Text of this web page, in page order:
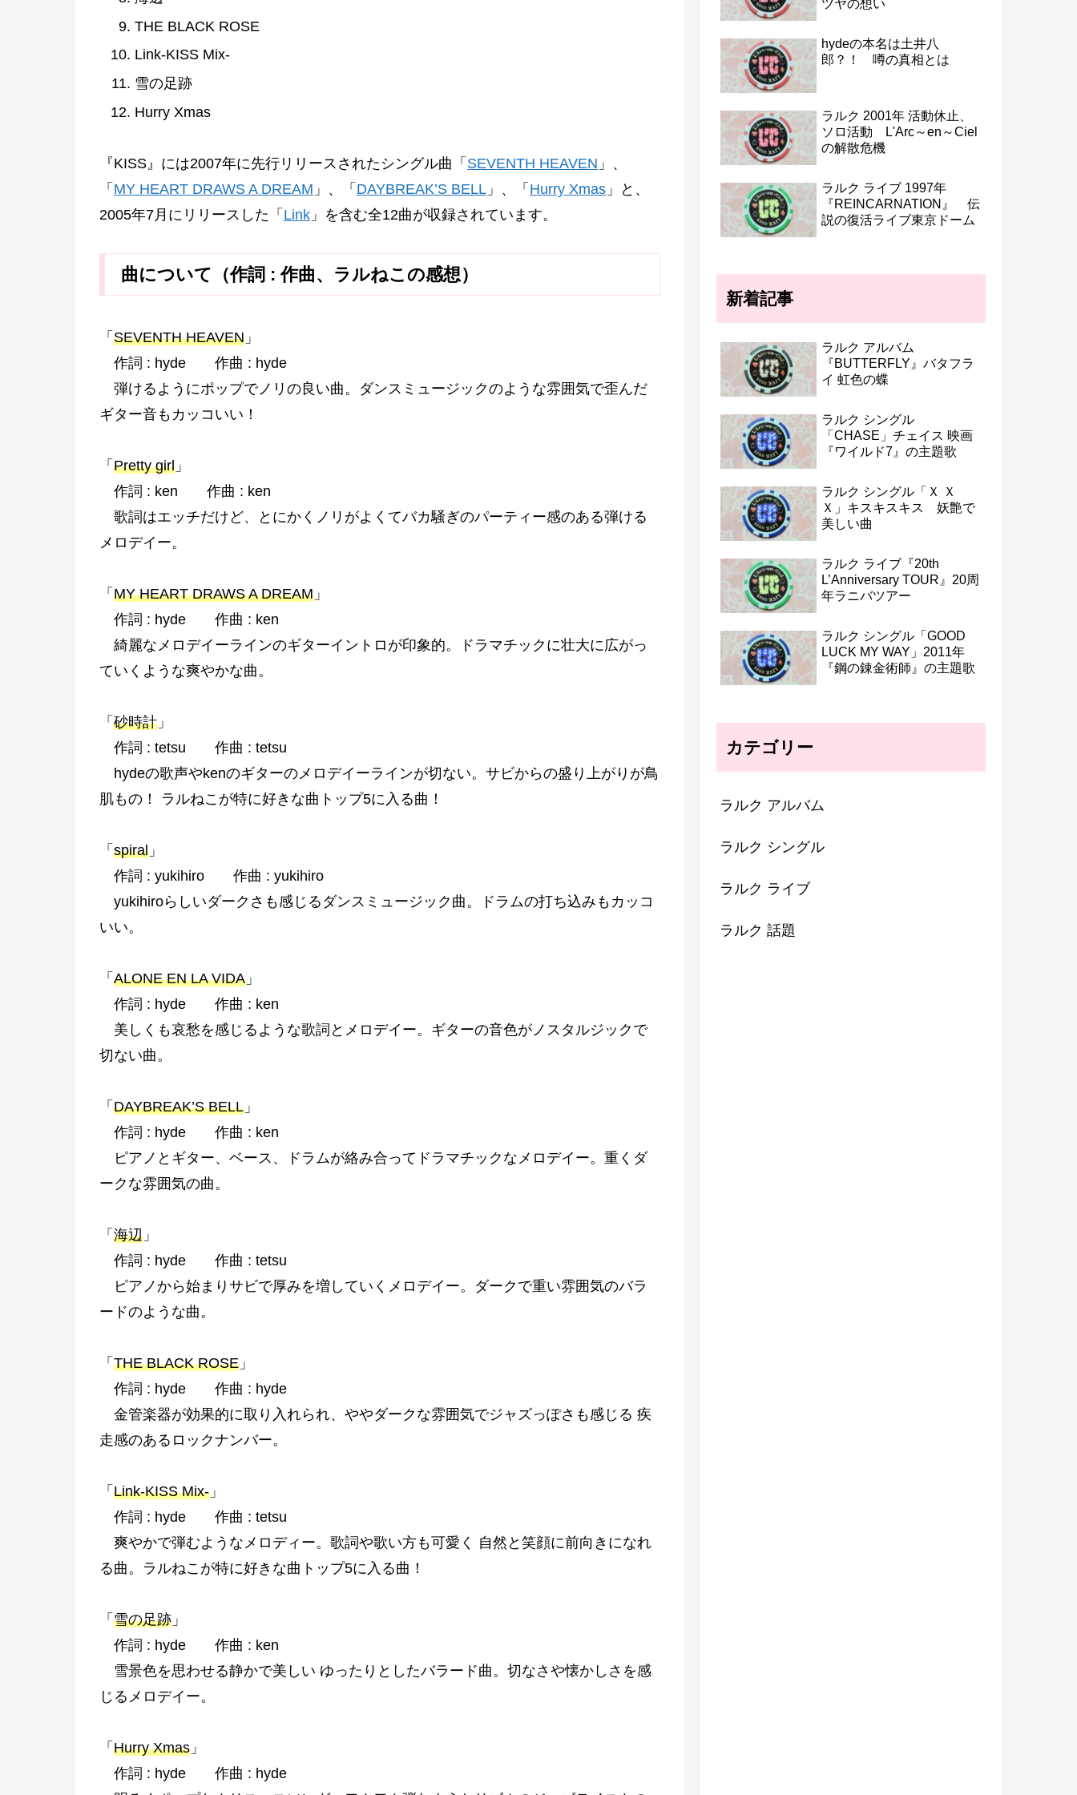
THE BLACK ROSE
Link-KISS Mix-
雪の足跡
Hurry Xmas
『KISS』には2007年に先行リリースされたシングル曲「 SEVENTH HEAVEN 」、
「 MY HEART DRAWS A DREAM 」、「 DAYBREAK’S BELL 」、「 Hurry Xmas 」と、
2005年7月にリリースした「 Link 」を含む全12曲が収録されています。
曲について（作詞 : 作曲、ラルねこの感想）
「 SEVENTH HEAVEN 」
作詞 : hyde 作曲 : hyde
弾けるようにポップでノリの良い曲。ダンスミュージックのような雰囲気で歪んだ
ギター音もカッコいい！
「 Pretty girl 」
作詞 : ken 作曲 : ken
歌詞はエッチだけど、とにかくノリがよくてバカ騒ぎのパーティー感のある弾ける
メロデイー。
「 MY HEART DRAWS A DREAM 」
作詞 : hyde 作曲 : ken
綺麗なメロデイーラインのギターイントロが印象的。ドラマチックに壮大に広がっ
ていくような爽やかな曲。
「 砂時計 」
作詞 : tetsu 作曲 : tetsu
hydeの歌声やkenのギターのメロデイーラインが切ない。サビからの盛り上がりが鳥
肌もの！ ラルねこが特に好きな曲トップ5に入る曲！
「 spiral 」
作詞 : yukihiro 作曲 : yukihiro
yukihiroらしいダークさも感じるダンスミュージック曲。ドラムの打ち込みもカッコ
いい。
「 ALONE EN LA VIDA 」
作詞 : hyde 作曲 : ken
美しくも哀愁を感じるような歌詞とメロデイー。ギターの音色がノスタルジックで
切ない曲。
「 DAYBREAK’S BELL 」
作詞 : hyde 作曲 : ken
ピアノとギター、ベース、ドラムが絡み合ってドラマチックなメロデイー。重くダ
ークな雰囲気の曲。
「 海辺 」
作詞 : hyde 作曲 : tetsu
ピアノから始まりサビで厚みを増していくメロデイー。ダークで重い雰囲気のバラ
ードのような曲。
「 THE BLACK ROSE 」
作詞 : hyde 作曲 : hyde
金管楽器が効果的に取り入れられ、ややダークな雰囲気でジャズっぽさも感じる 疾
走感のあるロックナンバー。
「 Link-KISS Mix- 」
作詞 : hyde 作曲 : tetsu
爽やかで弾むようなメロディー。歌詞や歌い方も可愛く 自然と笑顔に前向きになれ
る曲。ラルねこが特に好きな曲トップ5に入る曲！
「 雪の足跡 」
作詞 : hyde 作曲 : ken
雪景色を思わせる静かで美しい ゆったりとしたバラード曲。切なさや懐かしさを感
じるメロデイー。
「 Hurry Xmas 」
作詞 : hyde 作曲 : hyde
ツヤの想い
hydeの本名は土井八
郎？！ 噂の真相とは
ラルク 2001年 活動休止、
ソロ活動 L'Arc～en～Ciel
の解散危機
ラルク ライブ 1997年
『REINCARNATION』 伝
説の復活ライブ東京ドーム
新着記事
ラルク アルバム
『BUTTERFLY』バタフラ
イ 虹色の蝶
ラルク シングル
「CHASE」チェイス 映画
『ワイルド7』の主題歌
ラルク シングル「Ｘ Ｘ
Ｘ」キスキスキス 妖艶で
美しい曲
ラルク ライブ『20th
L’Anniversary TOUR』20周
年ラニバツアー
ラルク シングル「GOOD
LUCK MY WAY」2011年
『鋼の錬金術師』の主題歌
カテゴリー
ラルク アルバム
ラルク シングル
ラルク ライブ
ラルク 話題